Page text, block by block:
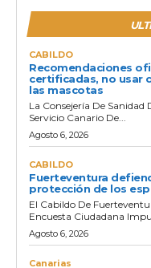
CABILDO
Recomendaciones
certificadas, no usar
las mascotas
La Consejería De Sanidad
Servicio Canario De...
Agosto 6, 2026
CABILDO
Fuerteventura
protección de los
El Cabildo De
Encuesta Ciudadana
Agosto 6, 2026
Canarias